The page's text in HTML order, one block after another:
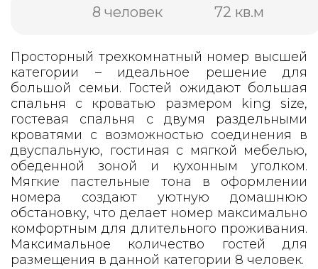
8 человек 72 кв.м
Просторный трехкомнатный номер высшей
категории – идеальное решение для
большой семьи. Гостей ожидают большая
спальня с кроватью размером king size,
гостевая спальня с двумя раздельными
кроватями с возможностью соединения в
двуспальную, гостиная с мягкой мебелью,
обеденной зоной и кухонным уголком.
Мягкие пастельные тона в оформлении
номера создают уютную домашнюю
обстановку, что делает номер максимально
комфортным для длительного проживания.
Максимальное количество гостей для
размещения в данной категории 8 человек.